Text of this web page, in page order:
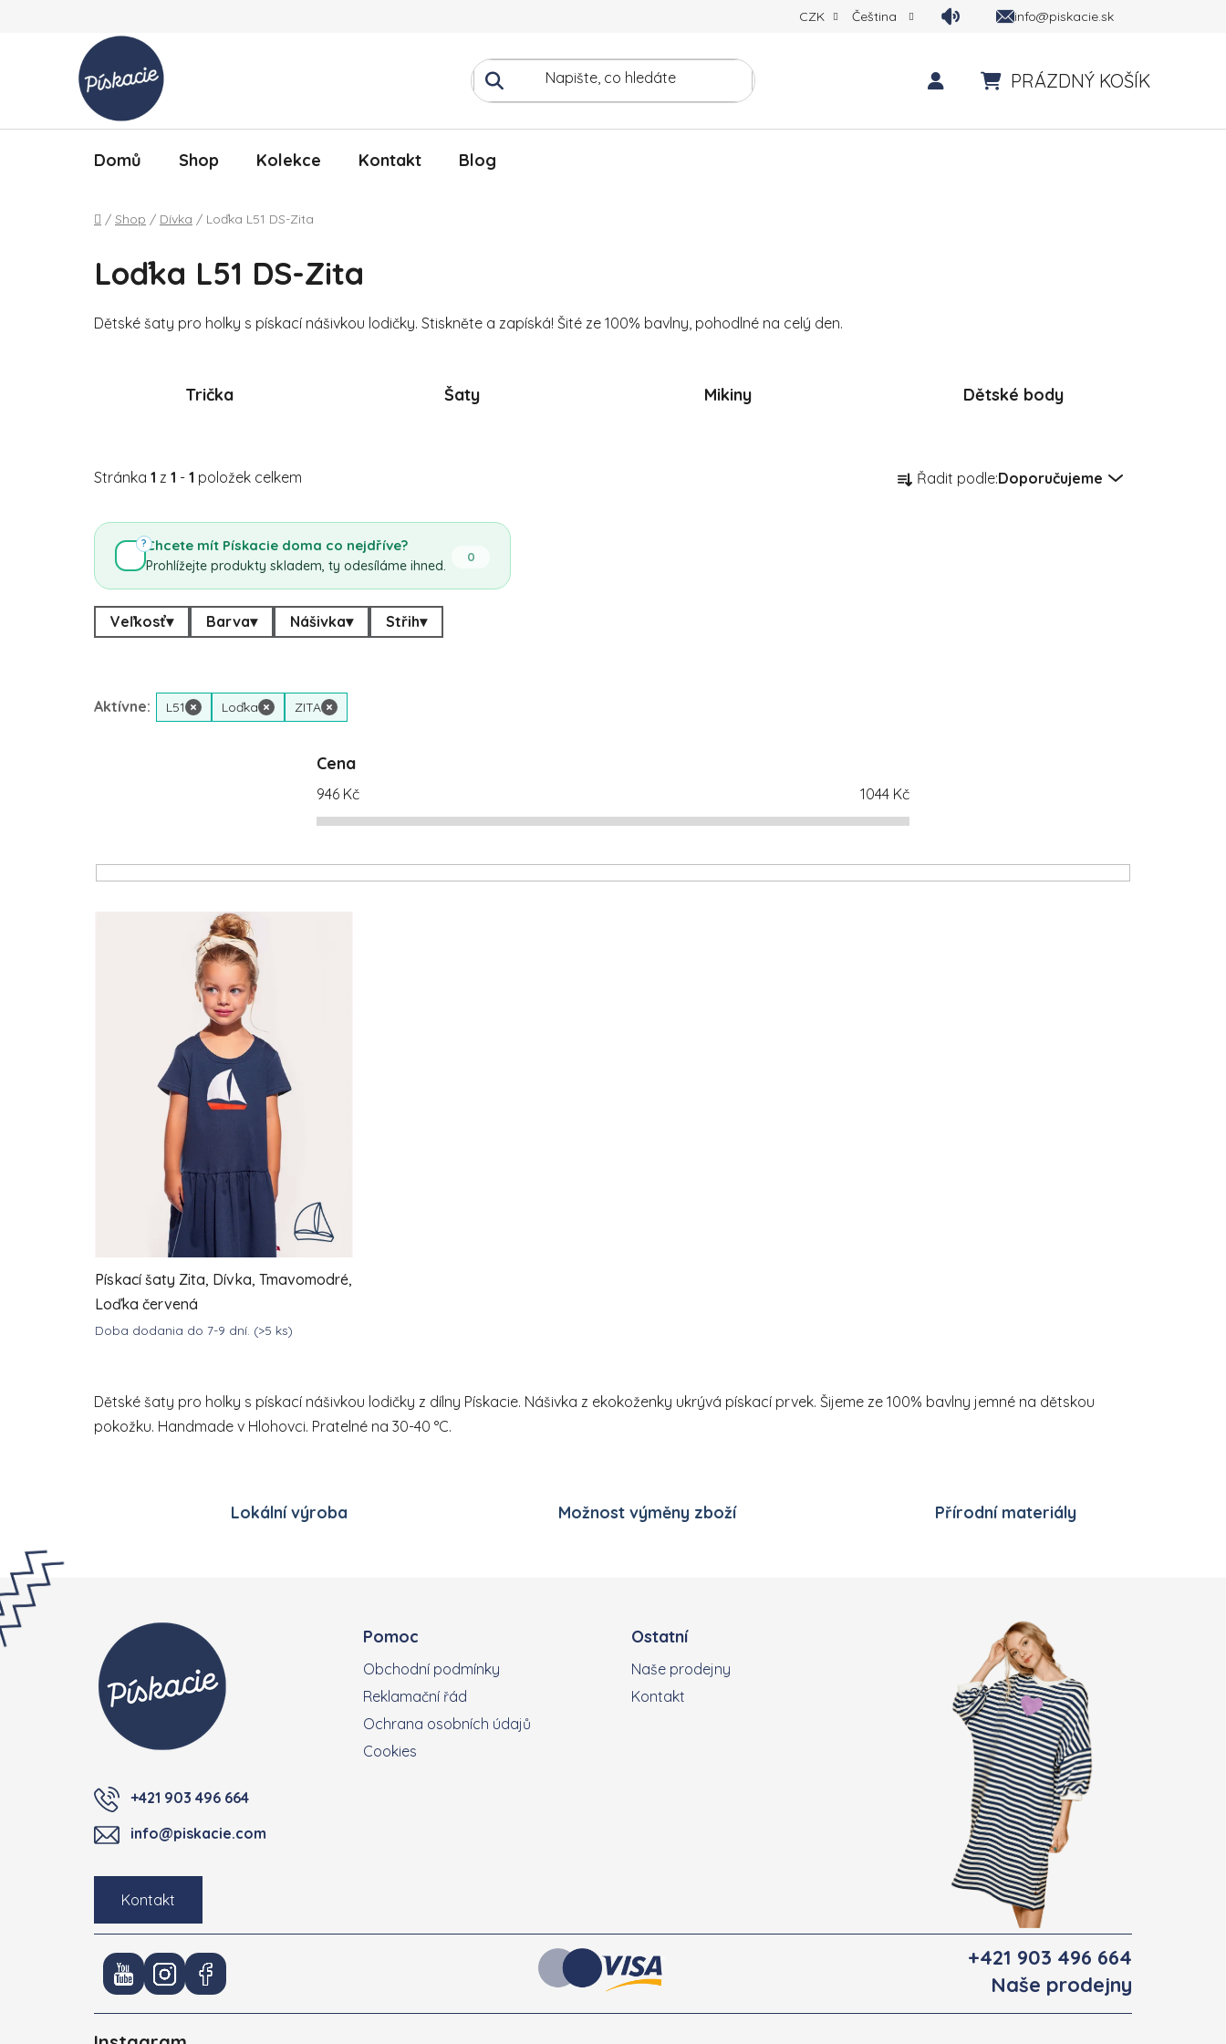
CZK Čeština info@piskacie.sk
PRÁZDNÝ KOŠÍK
Domů Shop Kolekce Kontakt Blog
Domů
/ Shop / Dívka / Loďka L51 DS-Zita
Loďka L51 DS-Zita
Dětské šaty pro holky s pískací nášivkou lodičky. Stiskněte a zapíská! Šité ze 100% bavlny, pohodlné na celý den.
Trička Šaty Mikiny Dětské body
Stránka 1 z 1 - 1 položek celkem Řazení produktů
Řadit podle:Doporučujeme
Chcete mít Pískacie doma co nejdříve?
Prohlížejte produkty skladem, ty odesíláme ihned.
0
?
Veľkosť▾ Barva▾ Nášivka▾ Střih▾
Aktívne: L51 × Loďka × ZITA ×
Cena
946 Kč 1044 Kč
Výpis produktů
Pískací šaty Zita, Dívka, Tmavomodré,
Loďka červená
Doba dodania do 7-9 dní. (>5 ks)
946,18 Kč
Dětské šaty pro holky s pískací nášivkou lodičky z dílny Pískacie. Nášivka z ekokoženky ukrývá pískací prvek. Šijeme ze 100% bavlny jemné na dětskou
pokožku. Handmade v Hlohovci. Pratelné na 30-40 °C.
Lokální výroba Možnost výměny zboží Přírodní materiály
Zápatí
+421 903 496 664
info@piskacie.com
Kontakt
Pomoc
Obchodní podmínky
Reklamační řád
Ochrana osobních údajů
Cookies
Ostatní
Naše prodejny
Kontakt
+421 903 496 664
Naše prodejny